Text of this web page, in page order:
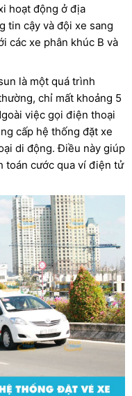
hoạt động ở địa
tin cậy và đội xe sang
các xe phân khúc B và
là một quá trình
chỉ mất khoảng 5
việc gọi điện thoại
cấp hệ thống đặt xe
di động. Điều này giúp
toán cước qua ví điện tử